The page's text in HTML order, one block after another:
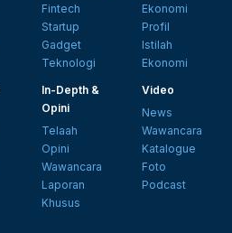
Fintech
Startup
Gadget
Teknologi
Ekonomi
Profil
Istilah
Ekonomi
In-Depth &
Opini
Telaah
Opini
Wawancara
Laporan
Khusus
Video
News
Wawancara
Katalogue
Foto
Podcast